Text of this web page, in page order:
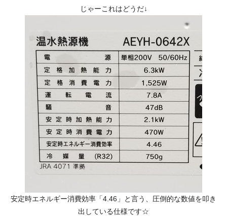
じゃーこれはどうだ↓
安定時エネルギー消費効率「4.46」と言う、圧倒的な数値を叩き
出している仕様です☆